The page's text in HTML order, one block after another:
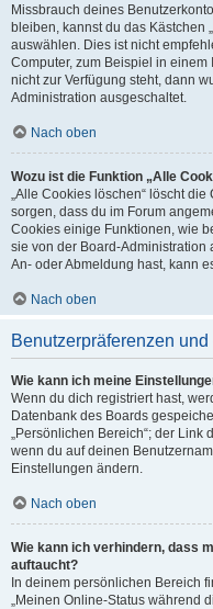
Missbrauch deines
bleiben, kannst du das Kästchen
auswählen. Dies ist nicht
Computer, zum Beispiel in
nicht zur Verfügung steht, dann
Administration ausgeschaltet.
Nach oben
Wozu ist die Funktion „Alle
„Alle Cookies löschen“ löscht
sorgen, dass du im Forum
Cookies einige Funktionen, wie
sie von der Board-Administration
An- oder Abmeldung hast, kann
Nach oben
Benutzerpräferenzen
Wie kann ich meine
Wenn du dich registriert hast,
Datenbank des Boards
„Persönlichen Bereich“; der Link
wenn du auf deinen
Einstellungen ändern.
Nach oben
Wie kann ich verhindern, dass
auftaucht?
In deinem persönlichen Bereich
„Meinen Online-Status während